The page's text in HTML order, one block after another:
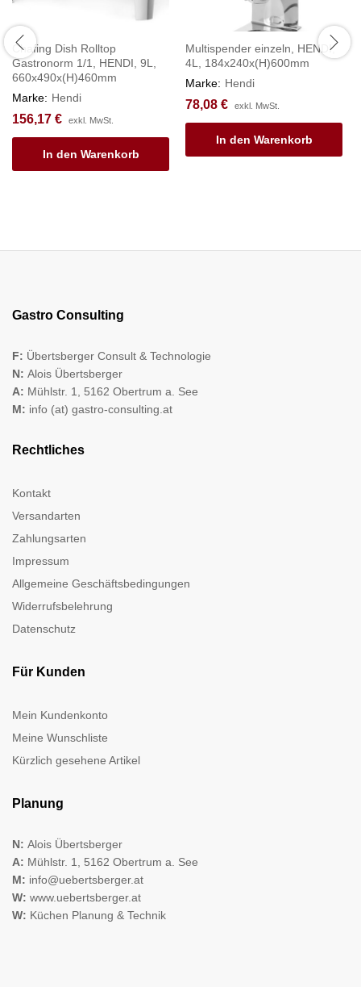
Chafing Dish Rolltop
Gastronorm 1/1, HENDI, 9L,
660x490x(H)460mm
Marke: Hendi
156,17 € exkl. MwSt.
In den Warenkorb
Multispender einzeln, HENDI,
4L, 184x240x(H)600mm
Marke: Hendi
78,08 € exkl. MwSt.
In den Warenkorb
Gastro Consulting
F: Übertsberger Consult & Technologie
N: Alois Übertsberger
A: Mühlstr. 1, 5162 Obertrum a. See
M: info (at) gastro-consulting.at
Rechtliches
Kontakt
Versandarten
Zahlungsarten
Impressum
Allgemeine Geschäftsbedingungen
Widerrufsbelehrung
Datenschutz
Für Kunden
Mein Kundenkonto
Meine Wunschliste
Kürzlich gesehene Artikel
Planung
N: Alois Übertsberger
A: Mühlstr. 1, 5162 Obertrum a. See
M: info@uebertsberger.at
W: www.uebertsberger.at
W: Küchen Planung & Technik